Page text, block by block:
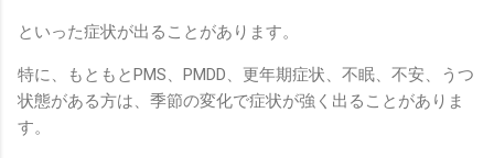
といった症状が出ることがあります。
特に、もともとPMS、PMDD、更年期症状、不眠、不安、うつ
状態がある方は、季節の変化で症状が強く出ることがありま
す。